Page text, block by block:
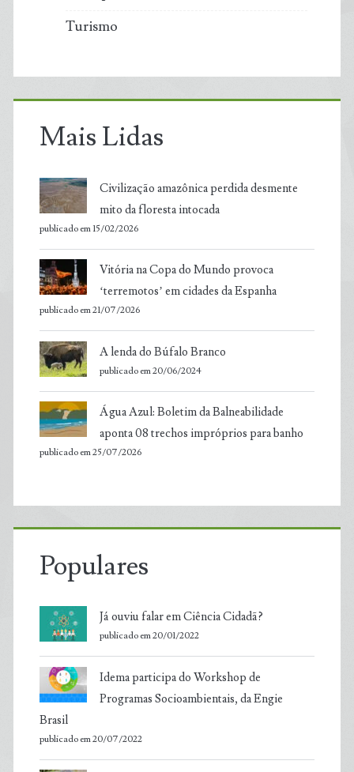
Turismo
Mais Lidas
Civilização amazônica perdida desmente
mito da floresta intocada
publicado em 15/02/2026
Vitória na Copa do Mundo provoca
‘terremotos’ em cidades da Espanha
publicado em 21/07/2026
A lenda do Búfalo Branco
publicado em 20/06/2024
Água Azul: Boletim da Balneabilidade
aponta 08 trechos impróprios para banho
publicado em 25/07/2026
Populares
Já ouviu falar em Ciência Cidadã?
publicado em 20/01/2022
Idema participa do Workshop de
Programas Socioambientais, da Engie
Brasil
publicado em 20/07/2022